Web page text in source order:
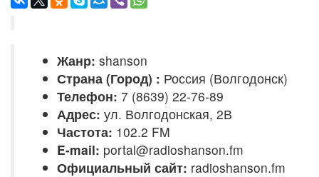
Жанр: shanson
Страна (Город) : Россия (Волгодонск)
Телефон: 7 (8639) 22-76-89
Адрес: ул. Волгодонская, 2В
Частота: 102.2 FM
E-mail: portal@radioshanson.fm
Официальный сайт: radioshanson.fm